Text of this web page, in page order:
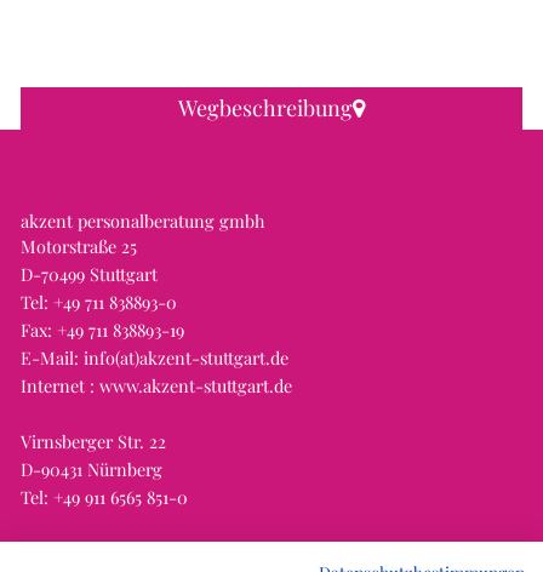
Wegbeschreibung
akzent personalberatung gmbh
Motorstraße 25
D-70499 Stuttgart
Tel: +49 711 838893-0
Fax: +49 711 838893-19
E-Mail: info(at)akzent-stuttgart.de
Internet : www.akzent-stuttgart.de
Virnsberger Str. 22
D-90431 Nürnberg
Tel: +49 911 6565 851-0